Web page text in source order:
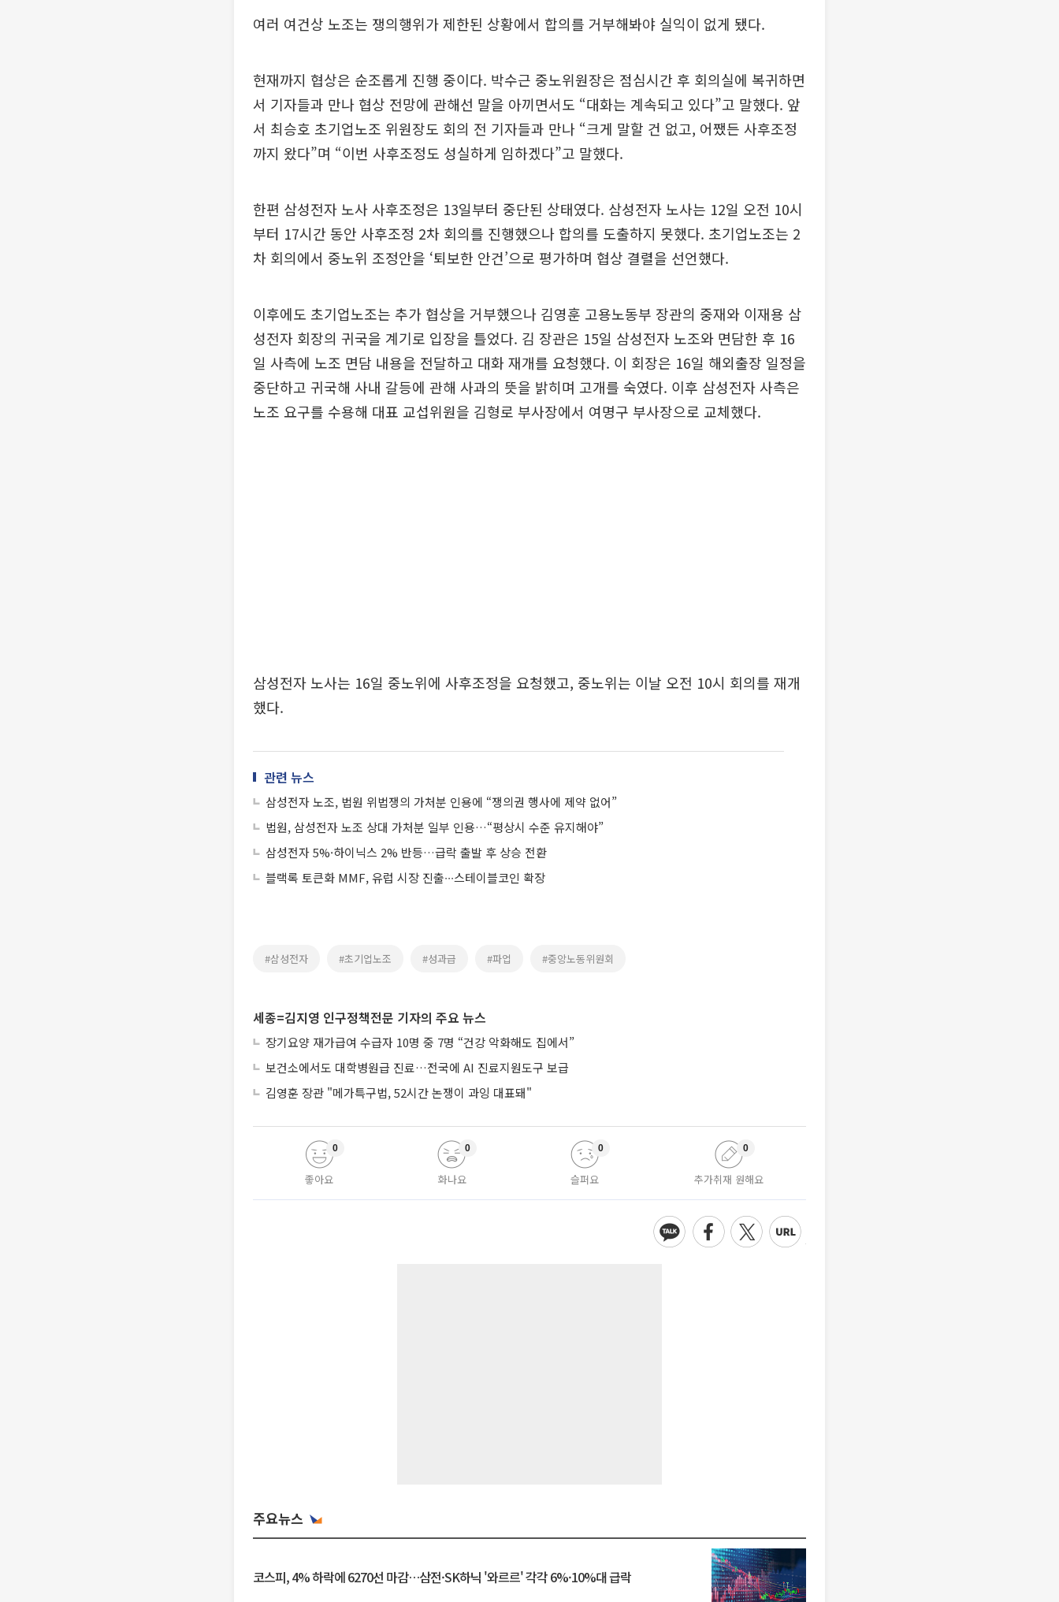
여러 여건상 노조는 쟁의행위가 제한된 상황에서 합의를 거부해봐야 실익이 없게 됐다.
현재까지 협상은 순조롭게 진행 중이다. 박수근 중노위원장은 점심시간 후 회의실에 복귀하면
서 기자들과 만나 협상 전망에 관해선 말을 아끼면서도 “대화는 계속되고 있다”고 말했다. 앞
서 최승호 초기업노조 위원장도 회의 전 기자들과 만나 “크게 말할 건 없고, 어쨌든 사후조정
까지 왔다”며 “이번 사후조정도 성실하게 임하겠다”고 말했다.
한편 삼성전자 노사 사후조정은 13일부터 중단된 상태였다. 삼성전자 노사는 12일 오전 10시
부터 17시간 동안 사후조정 2차 회의를 진행했으나 합의를 도출하지 못했다. 초기업노조는 2
차 회의에서 중노위 조정안을 ‘퇴보한 안건’으로 평가하며 협상 결렬을 선언했다.
이후에도 초기업노조는 추가 협상을 거부했으나 김영훈 고용노동부 장관의 중재와 이재용 삼
성전자 회장의 귀국을 계기로 입장을 틀었다. 김 장관은 15일 삼성전자 노조와 면담한 후 16
일 사측에 노조 면담 내용을 전달하고 대화 재개를 요청했다. 이 회장은 16일 해외출장 일정을
중단하고 귀국해 사내 갈등에 관해 사과의 뜻을 밝히며 고개를 숙였다. 이후 삼성전자 사측은
노조 요구를 수용해 대표 교섭위원을 김형로 부사장에서 여명구 부사장으로 교체했다.
삼성전자 노사는 16일 중노위에 사후조정을 요청했고, 중노위는 이날 오전 10시 회의를 재개
했다.
관련 뉴스
삼성전자 노조, 법원 위법쟁의 가처분 인용에 “쟁의권 행사에 제약 없어”
법원, 삼성전자 노조 상대 가처분 일부 인용…“평상시 수준 유지해야”
삼성전자 5%·하이닉스 2% 반등…급락 출발 후 상승 전환
블랙록 토큰화 MMF, 유럽 시장 진출∙∙∙스테이블코인 확장
#삼성전자 #초기업노조 #성과급 #파업 #중앙노동위원회
세종=김지영 인구정책전문 기자의 주요 뉴스
장기요양 재가급여 수급자 10명 중 7명 “건강 악화해도 집에서”
보건소에서도 대학병원급 진료…전국에 AI 진료지원도구 보급
김영훈 장관 "메가특구법, 52시간 논쟁이 과잉 대표돼"
좋아요
0
화나요
0
슬퍼요
0
추가취재 원해요
0
주요뉴스
코스피, 4% 하락에 6270선 마감…삼전·SK하닉 '와르르' 각각 6%·10%대 급락